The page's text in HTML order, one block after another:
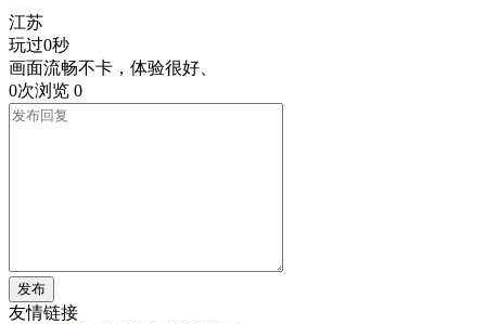
江苏
玩过0秒
画面流畅不卡，体验很好、
0次浏览 0
发布
友情链接